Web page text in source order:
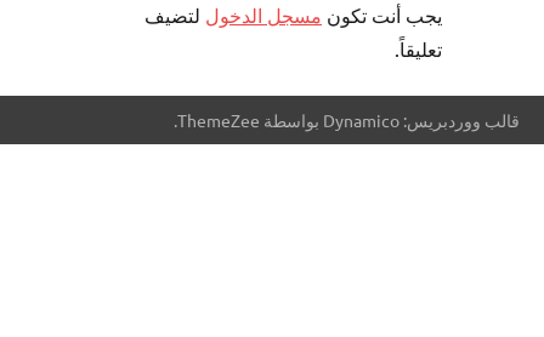
يجب أنت تكون مسجل الدخول لتضيف
تعليقاً.
قالب ووردبريس: Dynamico بواسطة ThemeZee.